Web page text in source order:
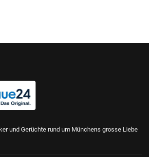
und Gerüchte rund um Münchens grosse Liebe